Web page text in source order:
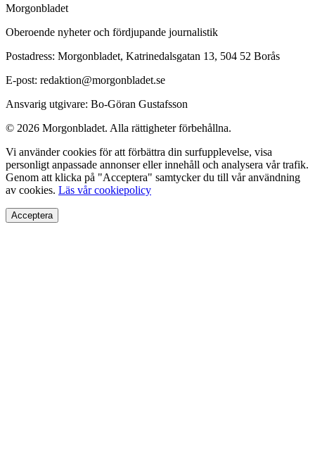
Morgonbladet
Oberoende nyheter och fördjupande journalistik
Postadress: Morgonbladet, Katrinedalsgatan 13, 504 52 Borås
E-post: redaktion@morgonbladet.se
Ansvarig utgivare: Bo-Göran Gustafsson
© 2026 Morgonbladet. Alla rättigheter förbehållna.
Vi använder cookies för att förbättra din surfupplevelse, visa
personligt anpassade annonser eller innehåll och analysera vår trafik.
Genom att klicka på "Acceptera" samtycker du till vår användning
av cookies. Läs vår cookiepolicy
Acceptera